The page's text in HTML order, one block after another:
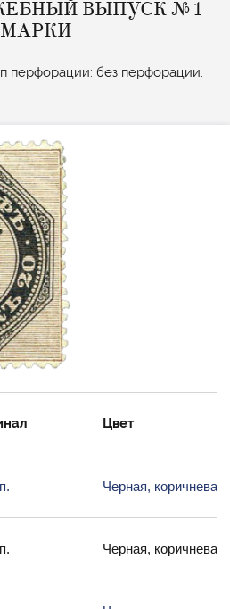
ВЫПУСК №1
перфорации: без перфорации.
Цвет
Черная, коричневая
Черная, коричневая